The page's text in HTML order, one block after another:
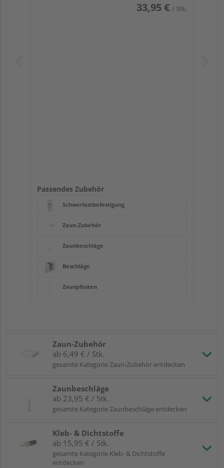
33,95 € / Stk.
Passendes Zubehör
Schwerlastbefestigung
Zaun-Zubehör
Zaunbeschläge
Beschläge
Zaunpfosten
Zaun-Zubehör
ab 6,49 € / Stk.
gesamte Kategorie Zaun-Zubehör entdecken
Zaunbeschläge
ab 23,95 € / Stk.
gesamte Kategorie Zaunbeschläge entdecken
Kleb- & Dichtstoffe
ab 15,95 € / Stk.
gesamte Kategorie Kleb- & Dichtstoffe
entdecken